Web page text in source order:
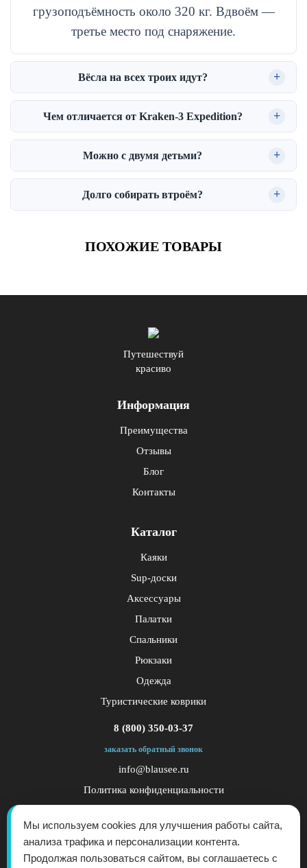
грузоподъёмность около 320 кг. Вдвоём —
третье место под снаряжение.
Вёсла на всех троих идут?
Чем отличается от Kraken-3 Expedition?
Можно с двумя детьми?
Долго собирать втроём?
ПОХОЖИЕ ТОВАРЫ
Путешествуй
красиво
Информация
Преимущества
Отзывы
Блог
Контакты
Каталог
Каяки
Sup-доски
Аксессуары
Палатки
Спальники
Рюкзаки
Одежда
Туристические коврики
8 (800) 350-03-37
заказать обратный звонок
info@blausee.ru
Политика конфиденциальности
Мы используем cookies для улучшения работы сайта,
анализа трафика и персонализации контента.
Продолжая пользоваться сайтом, вы соглашаетесь с